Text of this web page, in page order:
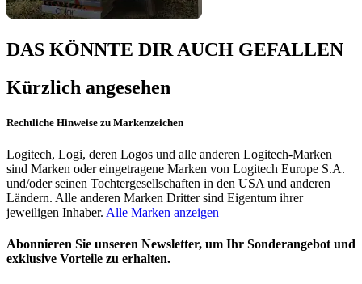
DAS KÖNNTE DIR AUCH GEFALLEN
Kürzlich angesehen
Rechtliche Hinweise zu Markenzeichen
Logitech, Logi, deren Logos und alle anderen Logitech-Marken
sind Marken oder eingetragene Marken von Logitech Europe S.A.
und/oder seinen Tochtergesellschaften in den USA und anderen
Ländern. Alle anderen Marken Dritter sind Eigentum ihrer
jeweiligen Inhaber. Alle Marken anzeigen
Abonnieren Sie unseren Newsletter, um Ihr Sonderangebot und
exklusive Vorteile zu erhalten.